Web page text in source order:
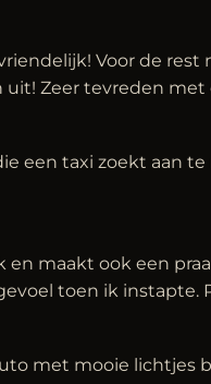
Voor de rest
Zeer tevreden
een taxi zoekt aan
en maakt ook een
toen ik instapte.
met mooie lichtjes